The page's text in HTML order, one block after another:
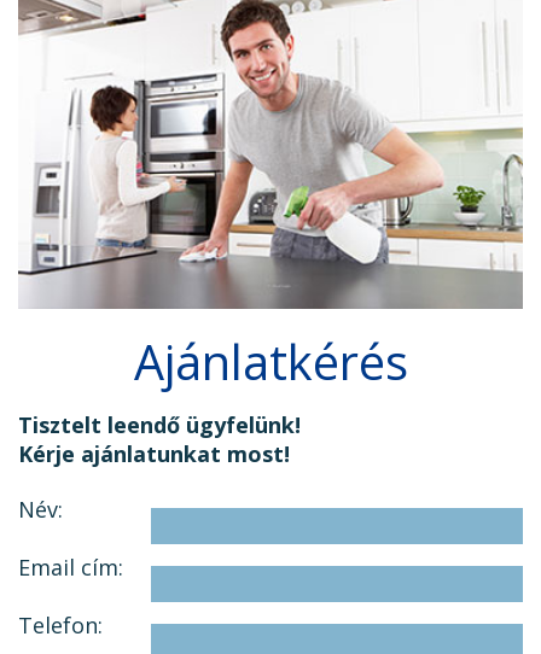
Ajánlatkérés
Tisztelt leendő ügyfelünk!
Kérje ajánlatunkat most!
Név:
Email cím:
Telefon: